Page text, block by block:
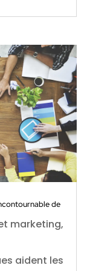
de
marketing,
aident les